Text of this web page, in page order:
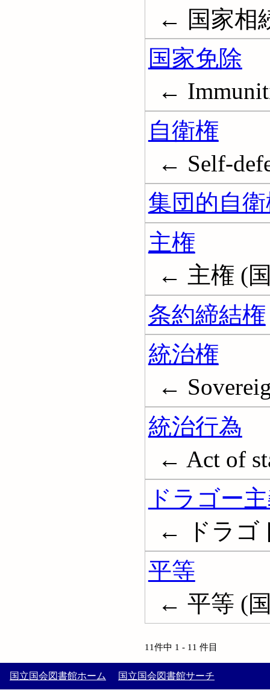
← 国家相
国家免除
←
自衛権
← Self-
集団的自
主権
← 主権 (
条約締結権
統治権
←
統治行為
← Act of
ドラゴー
← ドラゴ
平等
← 平等 (
11件中 1 - 11 件目
国立国会図書館ホーム 国立国会図書館サーチ